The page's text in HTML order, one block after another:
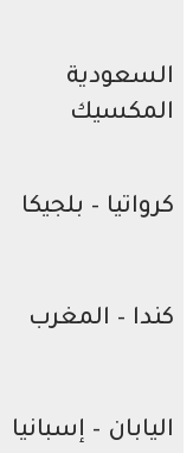
–
– بلجيكا
– المغرب
– إسبانيا